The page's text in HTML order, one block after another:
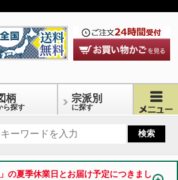
柄
ら探す
宗派別
に探す
の夏季休業日とお届け予定につきまし